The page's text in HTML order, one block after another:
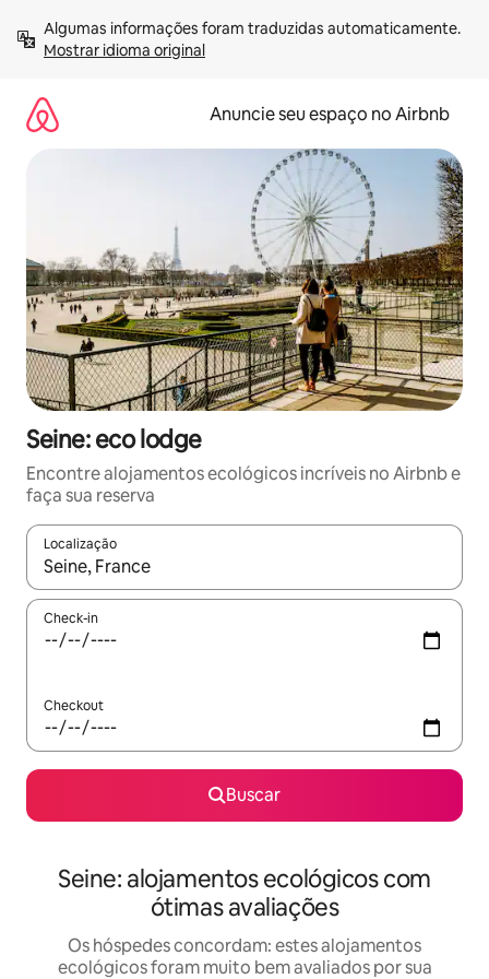
para
Mostrar idioma original
Anuncie seu espaço no Airbnb
Seine: eco lodge
Encontre alojamentos ecológicos incríveis no Airbnb e
faça sua reserva
Localização
Quando os resultados estiverem disponíveis, explore-os
Check-in
Checkout
Buscar
Seine: alojamentos ecológicos com
ótimas avaliações
Os hóspedes concordam: estes alojamentos
ecológicos foram muito bem avaliados por sua